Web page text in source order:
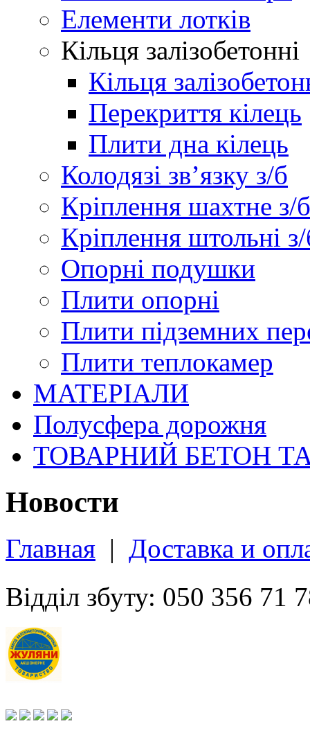
Елементи лотків
Кільця залізобетонні
Кільця
Перекриття кілець
Плити дна кілець
Колодязі зв’язку з/б
Кріплення шахтне з/б
Кріплення штольні
Опорні подушки
Плити опорні
Плити підземних
Плити теплокамер
МАТЕРІАЛИ
Полусфера дорожня
ТОВАРНИЙ БЕТОН
Новости
Главная | Доставка и
Відділ збуту: 050 356 71